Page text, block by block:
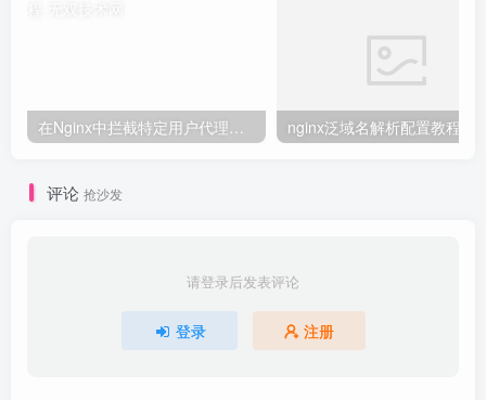
在Nginx中拦截特定用户代理的教程 nginx泛域名解析配置教程
评论 抢沙发
请登录后发表评论
登录 注册